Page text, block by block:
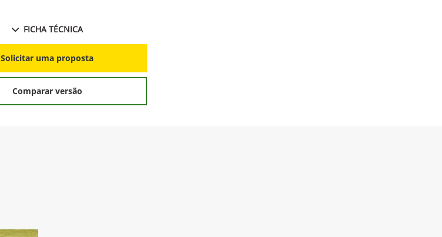
FICHA TÉCNICA
Solicitar uma proposta
Comparar versão